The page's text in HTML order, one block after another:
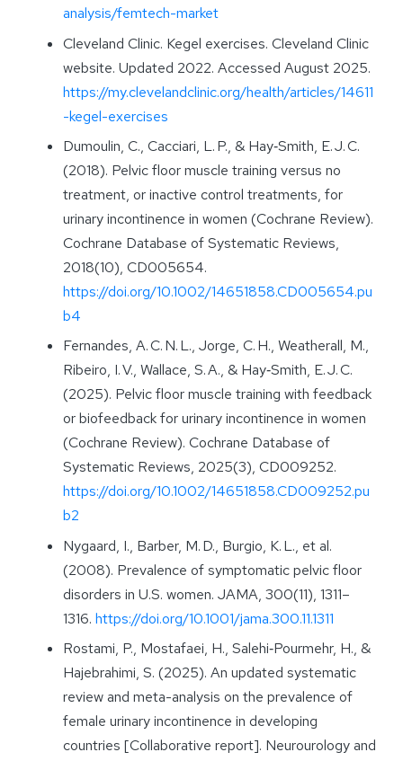
analysis/femtech-market
Cleveland Clinic. Kegel exercises. Cleveland Clinic
website. Updated 2022. Accessed August 2025.
https://my.clevelandclinic.org/health/articles/14611
-kegel-exercises
Dumoulin, C., Cacciari, L. P., & Hay‑Smith, E. J. C.
(2018). Pelvic floor muscle training versus no
treatment, or inactive control treatments, for
urinary incontinence in women (Cochrane Review).
Cochrane Database of Systematic Reviews,
2018(10), CD005654.
https://doi.org/10.1002/14651858.CD005654.pu
b4
Fernandes, A. C. N. L., Jorge, C. H., Weatherall, M.,
Ribeiro, I. V., Wallace, S. A., & Hay‑Smith, E. J. C.
(2025). Pelvic floor muscle training with feedback
or biofeedback for urinary incontinence in women
(Cochrane Review). Cochrane Database of
Systematic Reviews, 2025(3), CD009252.
https://doi.org/10.1002/14651858.CD009252.pu
b2
Nygaard, I., Barber, M. D., Burgio, K. L., et al.
(2008). Prevalence of symptomatic pelvic floor
disorders in U.S. women. JAMA, 300(11), 1311–
1316. https://doi.org/10.1001/jama.300.11.1311
Rostami, P., Mostafaei, H., Salehi‑Pourmehr, H., &
Hajebrahimi, S. (2025). An updated systematic
review and meta-analysis on the prevalence of
female urinary incontinence in developing
countries [Collaborative report]. Neurourology and